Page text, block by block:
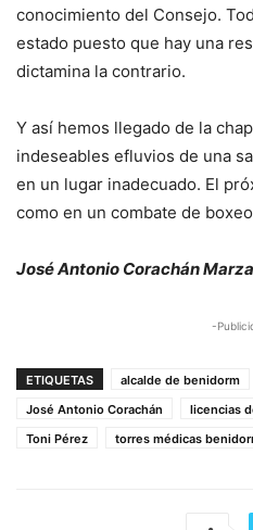
conocimiento del Consejo.
estado puesto que hay una
dictamina la contrario.
Y así hemos llegado de la
indeseables efluvios de una
en un lugar inadecuado. El
como en un combate de
José Antonio Corachán
-
ETIQUETAS alcalde de benidorm
José Antonio Corachán
licencias
Toni Pérez
torres médicas